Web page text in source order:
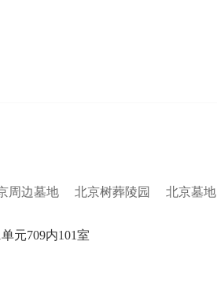
周边墓地 北京树葬陵园 北京墓地
元709内101室